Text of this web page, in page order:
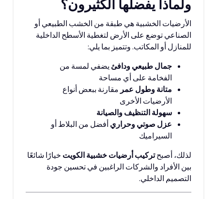
ولماذا يفضلها الكثيرون؟
الأرضيات الخشبية هي طبقة من الخشب الطبيعي أو
الصناعي توضع على الأرض لتغطية الأسطح الداخلية
للمنازل أو المكاتب. وتتميز بما يلي:
جمال طبيعي ودافئ يضفي لمسة من
الفخامة على أي مساحة
متانة وطول عمر مقارنة ببعض أنواع
الأرضيات الأخرى
سهولة التنظيف والصيانة
عزل صوتي وحراري أفضل من البلاط أو
السيراميك
لذلك، أصبحتركيب أرضيات خشبية الكويت خيارًا شائعًا
بين الأفراد والشركات الراغبين في تحسين جودة
التصميم الداخلي.